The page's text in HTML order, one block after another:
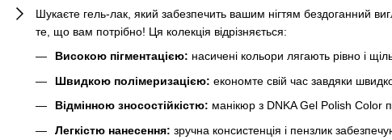
Шукаєте гель-лак, який забезпечить вашим нігтям бездоганний
те, що вам потрібно! Ця колекція відрізняється:
Високою пігментацією: насичені кольори лягають рівно і
Швидкою полімеризацією: економте свій час завдяки
Відмінною зносостійкістю: манікюр з DNKA Gel Polish Color
Легкістю нанесення: зручна консистенція і пензлик